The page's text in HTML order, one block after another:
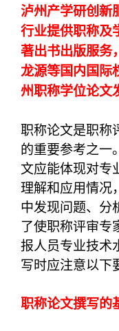
泸州产学研创新
行业提供职称及
著出书出版服务
龙源等国内国际
州职称学位论文
职称论文是职称
的重要参考之一
文应能体现对专
理解和应用情况
中发现问题、分
了使职称评审专
报人员专业技术
写时应注意以下
职称论文撰写的